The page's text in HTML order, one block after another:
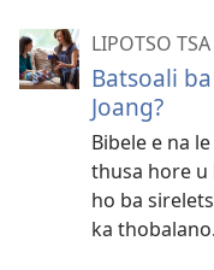
LIPOTSO
Batsoali
Joang?
Bibele e na
thusa hore u
ho ba
ka thobalano.